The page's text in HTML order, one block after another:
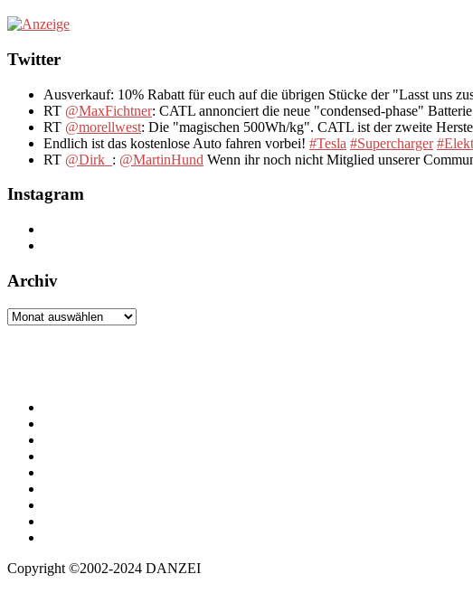
Twitter
Ausverkauf: 10% Rabatt für euch auf die übrigen Stücke der "Lasst uns
RT @MaxFichtner: CATL annonciert die neue "condensed-phase"
RT @morellwest: Die "magischen 500Wh/kg". CATL ist der zweite
Endlich ist das kostenlose Auto fahren vorbei! #Tesla #Supercharger
RT @Dirk_ : @MartinHund Wenn ihr noch nicht Mitglied unserer
Instagram
Archiv
Archiv
Copyright ©2002-2024 DANZEI